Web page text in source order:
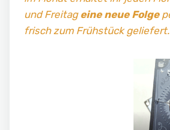
und Freitageine neue Folge
frisch zum Frühstück geliefert.